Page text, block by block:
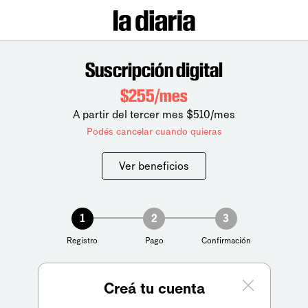
Suscripción digital
$255/mes
A partir del tercer mes $510/mes
Podés cancelar cuando quieras
Ver beneficios
1
Registro
2
Pago
3
Confirmación
Creá tu cuenta